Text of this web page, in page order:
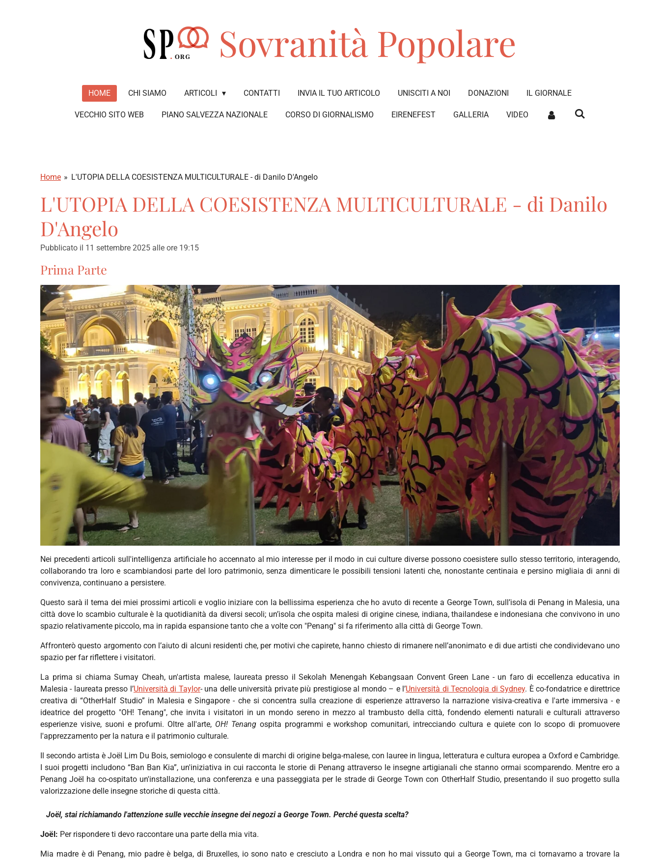
Sovranità Popolare
HOME CHI SIAMO ARTICOLI CONTATTI INVIA IL TUO ARTICOLO UNISCITI A NOI DONAZIONI IL GIORNALE
VECCHIO SITO WEB PIANO SALVEZZA NAZIONALE CORSO DI GIORNALISMO EIRENEFEST GALLERIA VIDEO
Home » L'UTOPIA DELLA COESISTENZA MULTICULTURALE - di Danilo D'Angelo
L'UTOPIA DELLA COESISTENZA MULTICULTURALE - di Danilo
D'Angelo
Pubblicato il 11 settembre 2025 alle ore 19:15
Prima Parte
Nei precedenti articoli sull'intelligenza artificiale ho accennato al mio interesse per il modo in cui culture diverse possono coesistere sullo stesso territorio, interagendo,
collaborando tra loro e scambiandosi parte del loro patrimonio, senza dimenticare le possibili tensioni latenti che, nonostante centinaia e persino migliaia di anni di
convivenza, continuano a persistere.
Questo sarà il tema dei miei prossimi articoli e voglio iniziare con la bellissima esperienza che ho avuto di recente a George Town, sull’isola di Penang in Malesia, una
città dove lo scambio culturale è la quotidianità da diversi secoli; un’isola che ospita malesi di origine cinese, indiana, thailandese e indonesiana che convivono in uno
spazio relativamente piccolo, ma in rapida espansione tanto che a volte con "Penang" si fa riferimento alla città di George Town.
Affronterò questo argomento con l’aiuto di alcuni residenti che, per motivi che capirete, hanno chiesto di rimanere nell’anonimato e di due artisti che condividevano uno
spazio per far riflettere i visitatori.
La prima si chiama Sumay Cheah, un'artista malese, laureata presso il Sekolah Menengah Kebangsaan Convent Green Lane - un faro di eccellenza educativa in
Malesia - laureata presso l’Università di Taylor- una delle università private più prestigiose al mondo – e l’Università di Tecnologia di Sydney. È co-fondatrice e direttrice
creativa di “OtherHalf Studio” in Malesia e Singapore - che si concentra sulla creazione di esperienze attraverso la narrazione visiva-creativa e l'arte immersiva - e
ideatrice del progetto "OH! Tenang", che invita i visitatori in un mondo sereno in mezzo al trambusto della città, fondendo elementi naturali e culturali attraverso
esperienze visive, suoni e profumi. Oltre all'arte, OH! Tenangospita programmi e workshop comunitari, intrecciando cultura e quiete con lo scopo di promuovere
l'apprezzamento per la natura e il patrimonio culturale.
Il secondo artista è Joël Lim Du Bois, semiologo e consulente di marchi di origine belga-malese, con lauree in lingua, letteratura e cultura europea a Oxford e Cambridge.
I suoi progetti includono “Ban Ban Kia”, un'iniziativa in cui racconta le storie di Penang attraverso le insegne artigianali che stanno ormai scomparendo. Mentre ero a
Penang Joël ha co-ospitato un'installazione, una conferenza e una passeggiata per le strade di George Town con OtherHalf Studio, presentando il suo progetto sulla
valorizzazione delle insegne storiche di questa città.
Joël, stai richiamando l'attenzione sulle vecchie insegne dei negozi a George Town. Perché questa scelta?
Joël: Per rispondere ti devo raccontare una parte della mia vita.
Mia madre è di Penang, mio ​​padre è belga, di Bruxelles, io sono nato e cresciuto a Londra e non ho mai vissuto qui a George Town, ma ci tornavamo a trovare la